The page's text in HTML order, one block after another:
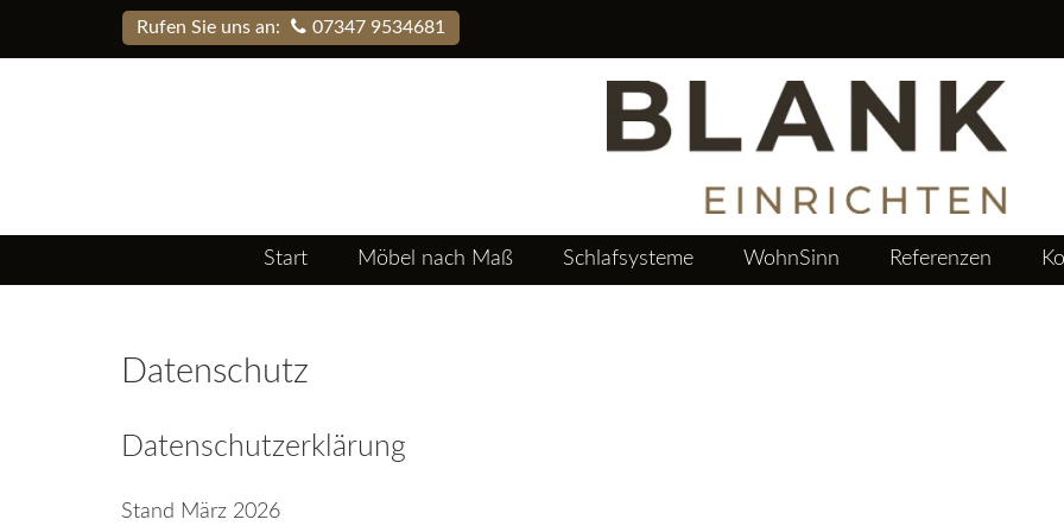
Rufen Sie uns an: 07347 9534681
Einrichten
Start Möbel nach Maß Schlafsysteme WohnSinn Referenzen
Datenschutz
Datenschutzerklärung
Stand März 2026